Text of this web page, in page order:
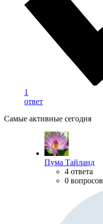
1
ответ
Самые активные сегодня
Пума Тайланд
4 ответа
0 вопросов